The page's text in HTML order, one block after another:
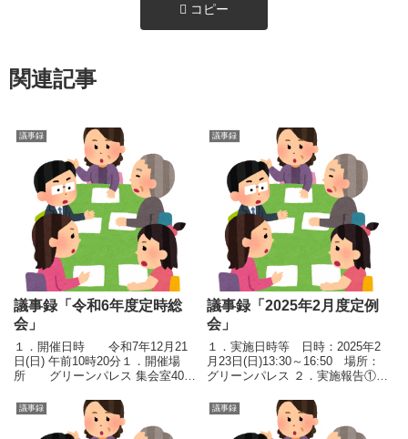
コピー
関連記事
議事録
議事録「令和6年度定時総
会」
１．開催日時 令和7年12月21
日(日) 午前10時20分１．開催場
所 グリーンパレス 集会室405
名 出席した運営会員数19名 （委
任状6名を含む）１．議長、議事
録署名人選定等
議事録
議事録「2025年2月度定例
会」
１．実施日時等 日時：2025年2
月23日(日)13:30～16:50 場所：
グリーンパレス ２．実施報告①篠
14:00～16:00 、共育プラザ南篠崎
で実施ＮＰＯから理事長、事務局
長が出席地域の健全育成のため...
議事録 議事録